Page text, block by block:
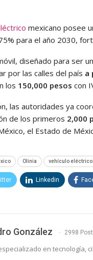
mexicano posee
para el año 2030,
diseñado para ser
por las calles del país a
los 150,000 pesos con
las autoridades ya
de los primeros 2,000
el Estado de
Olinia vehículo eléctrico
Linkedin
González 2998
en tecnología,